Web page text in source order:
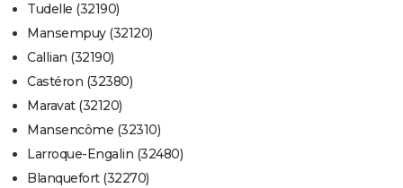
Tudelle (32190)
Mansempuy (32120)
Callian (32190)
Castéron (32380)
Maravat (32120)
Mansencôme (32310)
Larroque-Engalin (32480)
Blanquefort (32270)